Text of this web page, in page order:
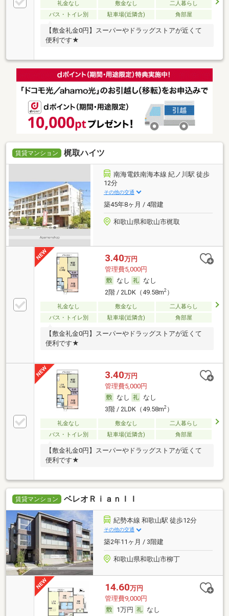
礼金なし 敷金なし
二人暮らし
バス・トイレ別
駐車場(近隣含) 角部屋
【敷金礼金0円】スーパーやドラッグストアが近くて
便利です★
賃貸マンション 梶取ハイツ
南海電鉄南海本線 紀ノ川駅 徒歩
12分
その他の交通
築45年8ヶ月 / 4階建
和歌山県和歌山市梶取
3.40万円
管理費5,000円
なし
なし
2階 / 2LDK（49.58m2）
礼金なし 敷金なし
二人暮らし
バス・トイレ別
駐車場(近隣含) 角部屋
【敷金礼金0円】スーパーやドラッグストアが近くて
便利です★
3.40万円
管理費5,000円
なし
なし
3階 / 2LDK（49.58m2）
礼金なし 敷金なし
二人暮らし
バス・トイレ別
駐車場(近隣含) 角部屋
【敷金礼金0円】スーパーやドラッグストアが近くて
便利です★
賃貸マンション ベレオＲｉａｎＩＩ
紀勢本線 和歌山駅 徒歩12分
その他の交通
築2年11ヶ月 / 3階建
和歌山県和歌山市柳丁
14.60万円
管理費9,000円
1万円
なし